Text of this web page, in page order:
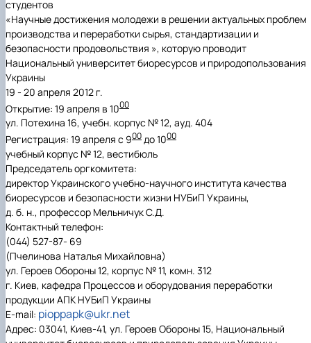
студентов
«Научные достижения молодежи в решении актуальных проблем
производства и переработки сырья, стандартизации и
безопасности продовольствия », которую проводит
Национальный университет биоресурсов и природопользования
Украины
19 - 20 апреля 2012 г.
Открытие: 19 апреля в 1000
ул. Потехина 16, учебн. корпус № 12, ауд. 404
Регистрация: 19 апреля с 900до 1000
учебный корпус № 12, вестибюль
Председатель оргкомитета:
директор Украинского учебно-научного института качества
биоресурсов и безопасности жизни НУБиП Украины,
д. б. н., профессор Мельничук С.Д.
Контактный телефон:
(044) 527-87- 69
(Пчелинова Наталья Михайловна)
ул. Героев Обороны 12, корпус № 11, комн. 312
г. Киев, кафедра Процессов и оборудования переработки
продукции АПК НУБиП Украины
E-mail: pioppapk@ukr.net
Адрес: 03041, Киев-41, ул. Героев Обороны 15, Национальный